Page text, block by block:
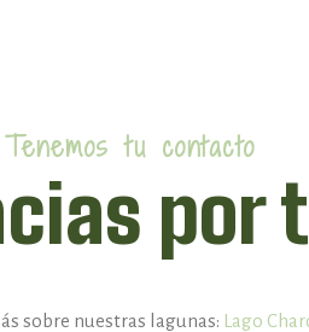
Tenemos tu contacto
por
sobre nuestras lagunas: Lago